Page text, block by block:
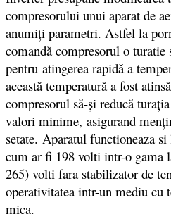
compresorului unui aparat de
anumiți parametri. Astfel la
comandă compresorul o
pentru atingerea rapidă a
această temperatură a fost
compresorul să-și reducă
valori minime, asigurand
setate. Aparatul functioneaza
cum ar fi 198 volti intr-o gama
265) volti fara stabilizator de
operativitatea intr-un mediu cu
mica.